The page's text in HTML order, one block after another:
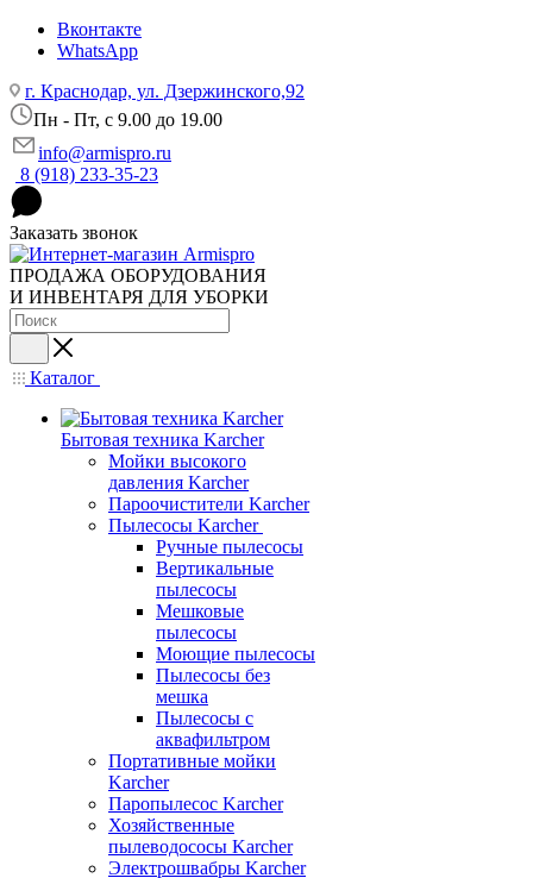
Вконтакте
WhatsApp
г. Краснодар, ул. Дзержинского,92
Пн - Пт, c 9.00 до 19.00
info@armispro.ru
8 (918) 233-35-23
Заказать звонок
ПРОДАЖА ОБОРУДОВАНИЯ
И ИНВЕНТАРЯ ДЛЯ УБОРКИ
Каталог
Бытовая техника Karcher
Мойки высокого
давления Karcher
Пароочистители Karcher
Пылесосы Karcher
Ручные пылесосы
Вертикальные
пылесосы
Мешковые
пылесосы
Моющие пылесосы
Пылесосы без
мешка
Пылесосы с
аквафильтром
Портативные мойки
Karcher
Паропылесос Karcher
Хозяйственные
пылеводососы Karcher
Электрошвабры Karcher